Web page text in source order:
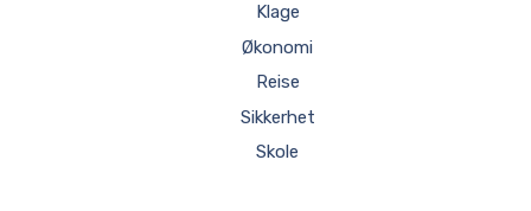
Klage
Økonomi
Reise
Sikkerhet
Skole